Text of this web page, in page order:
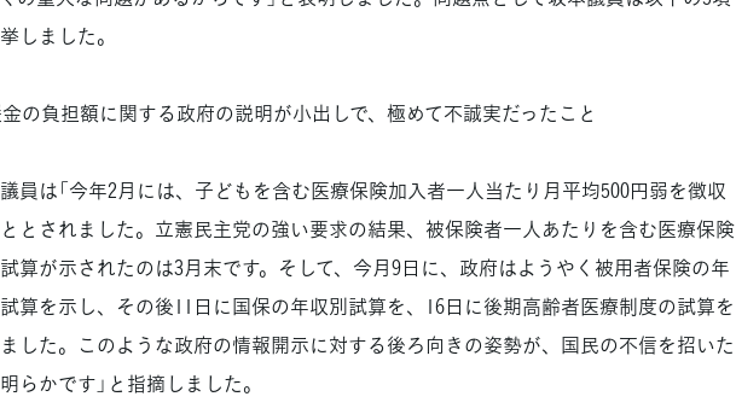
しました。
の負担額に関する政府の説明が小出しで、極めて不誠実だったこと
員は「今年2月には、子どもを含む医療保険加入者一人当たり月平均500円弱を徴収
とされました。立憲民主党の強い要求の結果、被保険者一人あたりを含む医療保険
算が示されたのは3月末です。そして、今月9日に、政府はようやく被用者保険の年
算を示し、その後11日に国保の年収別試算を、16日に後期高齢者医療制度の試算を
した。このような政府の情報開示に対する後ろ向きの姿勢が、国民の不信を招いた
らかです」と指摘しました。